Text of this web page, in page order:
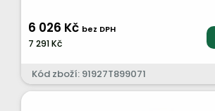
6 026 Kč bez DPH
7 291 Kč
Kód zboží: 91927T899071